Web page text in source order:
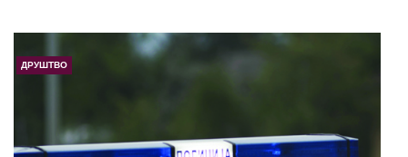
ДРУШТВО